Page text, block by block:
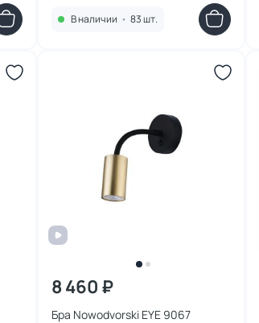
В наличии • 83 шт.
8 460 ₽
Бра Nowodvorski EYE 9067